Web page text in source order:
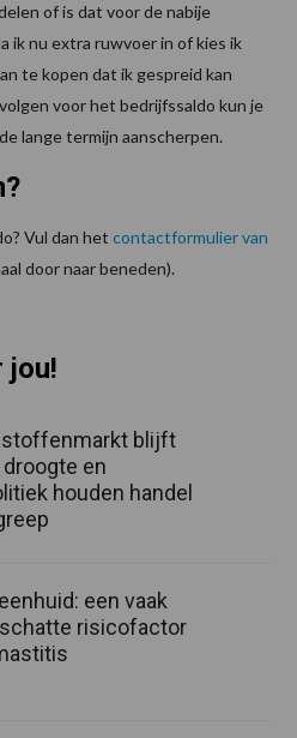
of is dat voor de nabije
ik nu extra ruwvoer in of kies ik
te kopen dat ik gespreid kan
voor het bedrijfssaldo kun je
lange termijn aanscherpen.
Vul dan het contactformulier van
door naar beneden).
jou!
blijft
droogte en
houden handel
een vaak
risicofactor